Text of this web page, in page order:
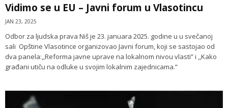
Vidimo se u EU – Javni forum u Vlasotincu
JAN 23, 2025
Odbor za ljudska prava Niš je 23. januara 2025. godine u u svečanoj
sali Opštine Vlasotince organizovao Javni forum, koji se sastojao od
dva panela:,,Reforma javne uprave na lokalnom nivou vlasti” i ,,Kako
građani utiču na odluke u svojim lokalnim zajednicama.”